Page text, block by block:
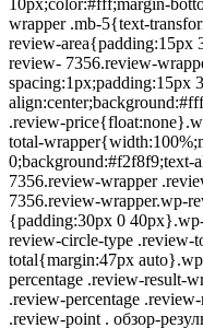
wrapper .mb-5{text-
review-area{padding:15px
review- 7356.review-
spacing:1px;padding:15px
.review-
total-
7356.review-wrapper
7356.review-wrapper.wp-
{padding:30px 0
review-circle-type .review-
total{margin:47px
percentage .review-result-
.review-percentage
.review-point . обзор-